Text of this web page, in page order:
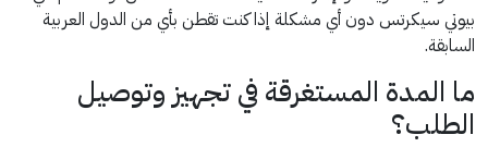
بيوتي سيكرتس دون أي مشكلة إذا كنت تقطن بأي من الدول العربية
السابقة.
ما المدة المستغرقة في تجهيز وتوصيل
الطلب؟